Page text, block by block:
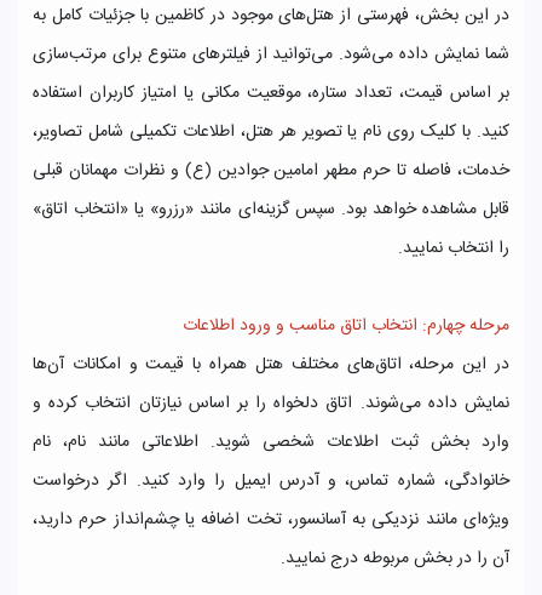
در این بخش، فهرستی از هتل‌های موجود در کاظمین با جزئیات کامل به
شما نمایش داده می‌شود. می‌توانید از فیلترهای متنوع برای مرتب‌سازی
بر اساس قیمت، تعداد ستاره، موقعیت مکانی یا امتیاز کاربران استفاده
کنید. با کلیک روی نام یا تصویر هر هتل، اطلاعات تکمیلی شامل تصاویر،
خدمات، فاصله تا حرم مطهر امامین جوادین (ع) و نظرات مهمانان قبلی
قابل مشاهده خواهد بود. سپس گزینه‌ای مانند «رزرو» یا «انتخاب اتاق»
را انتخاب نمایید.
مرحله چهارم: انتخاب اتاق مناسب و ورود اطلاعات
در این مرحله، اتاق‌های مختلف هتل همراه با قیمت و امکانات آن‌ها
نمایش داده می‌شوند. اتاق دلخواه را بر اساس نیازتان انتخاب کرده و
وارد بخش ثبت اطلاعات شخصی شوید. اطلاعاتی مانند نام، نام
خانوادگی، شماره تماس، و آدرس ایمیل را وارد کنید. اگر درخواست
ویژه‌ای مانند نزدیکی به آسانسور، تخت اضافه یا چشم‌انداز حرم دارید،
آن را در بخش مربوطه درج نمایید.